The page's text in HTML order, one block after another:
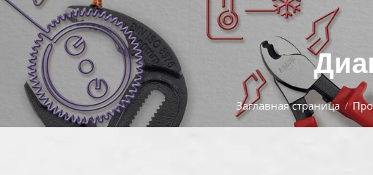
Заглавная страница